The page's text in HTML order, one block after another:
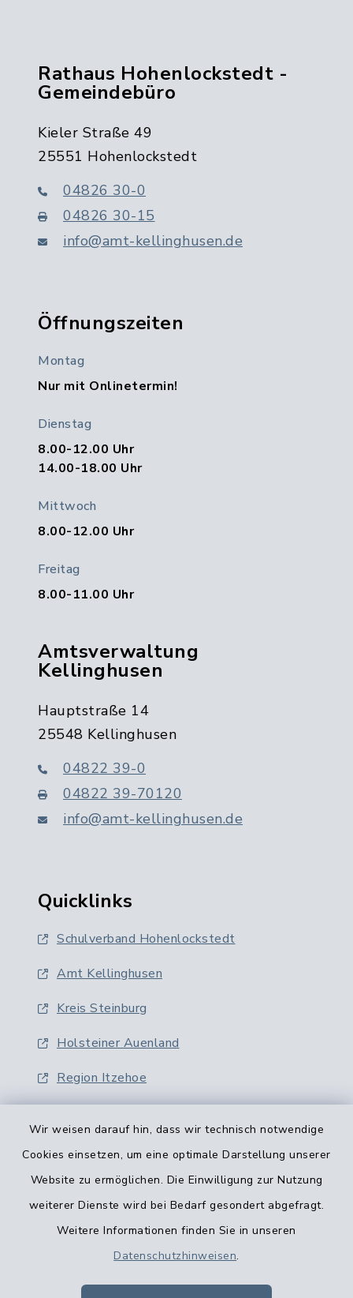
Wir weisen darauf hin, dass wir technisch notwendige
Cookies einsetzen, um eine optimale Darstellung unserer
Website zu ermöglichen. Die Einwilligung zur Nutzung
weiterer Dienste wird bei Bedarf gesondert abgefragt.
Weitere Informationen finden Sie in unseren
Datenschutzhinweisen.
Rathaus Hohenlockstedt -
Gemeindebüro
Kieler Straße 49
25551 Hohenlockstedt
04826 30-0
04826 30-15
info@amt-kellinghusen.de
Öffnungszeiten
Montag
Nur mit Onlinetermin!
Dienstag
8.00-12.00 Uhr
14.00-18.00 Uhr
Mittwoch
8.00-12.00 Uhr
Freitag
8.00-11.00 Uhr
Amtsverwaltung
Kellinghusen
Hauptstraße 14
25548 Kellinghusen
04822 39-0
04822 39-70120
info@amt-kellinghusen.de
Quicklinks
Schulverband Hohenlockstedt
Amt Kellinghusen
Kreis Steinburg
Holsteiner Auenland
Region Itzehoe
Barrierefreiheit